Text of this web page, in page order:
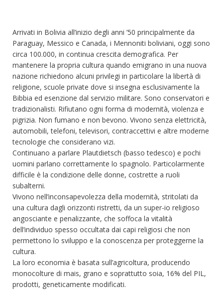
Arrivati in Bolivia all’inizio degli anni ’50 principalmente da
Paraguay, Messico e Canada, i Mennoniti boliviani, oggi sono
circa 100.000, in continua crescita demografica. Per
mantenere la propria cultura quando emigrano in una nuova
nazione richiedono alcuni privilegi in particolare la libertà di
religione, scuole private dove si insegna esclusivamente la
Bibbia ed esenzione dal servizio militare. Sono conservatori e
tradizionalisti. Rifiutano ogni forma di modernità, violenza e
pigrizia. Non fumano e non bevono. Vivono senza elettricità,
automobili, telefoni, televisori, contraccettivi e altre moderne
tecnologie che considerano vizi.
Continuano a parlare Plautdietsch (basso tedesco) e pochi
uomini parlano correttamente lo spagnolo. Particolarmente
difficile è la condizione delle donne, costrette a ruoli
subalterni.
Vivono nell’inconsapevolezza della modernità, stritolati da
una cultura dagli orizzonti ristretti, da un super-io religioso
angosciante e penalizzante, che soffoca la vitalità
dell’individuo spesso occultata dai capi religiosi che non
permettono lo sviluppo e la conoscenza per proteggerne la
cultura.
La loro economia è basata sull’agricoltura, producendo
monocolture di mais, grano e soprattutto soia, 16% del PIL,
prodotti, geneticamente modificati.